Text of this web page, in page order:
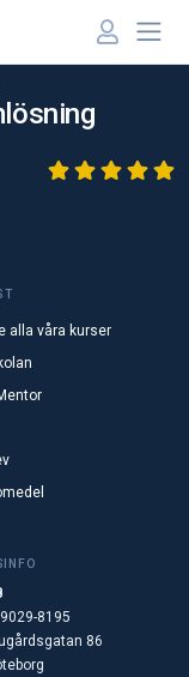
alla våra kurser
8195
86